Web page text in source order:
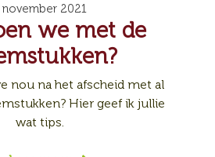
november 2021
we met de
nou na het afscheid met al
Hier geef ik jullie
wat tips.